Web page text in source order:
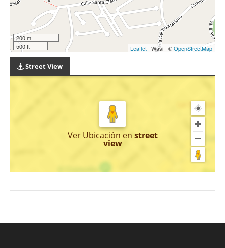
200 m
500 ft
Leaflet | Wasi - ©OpenStreetMap
Street View
Ver Ubicación en street
view